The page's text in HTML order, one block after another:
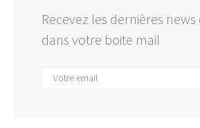
Recevez les dernières
dans votre boite mail